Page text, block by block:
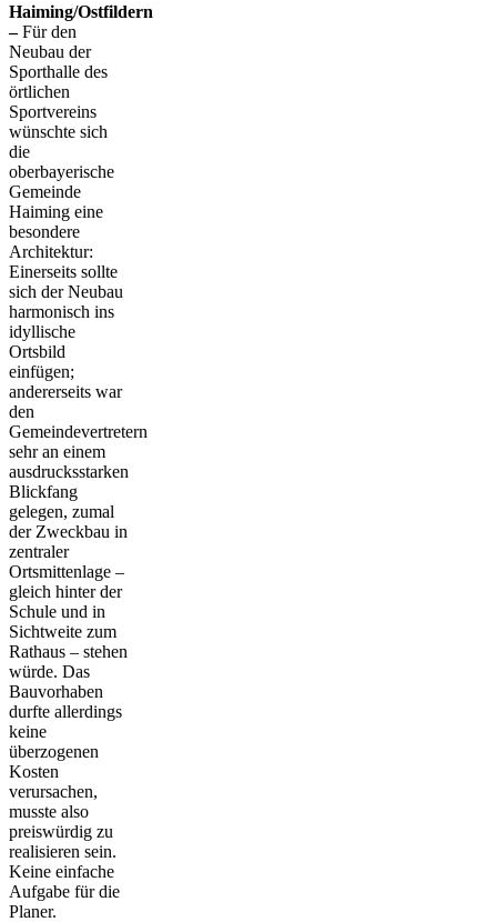
Haiming/Ostfildern
–Für den
Neubau der
Sporthalle des
örtlichen
Sportvereins
wünschte sich
die
oberbayerische
Gemeinde
Haiming eine
besondere
Architektur:
Einerseits sollte
sich der Neubau
harmonisch ins
idyllische
Ortsbild
einfügen;
andererseits war
den
Gemeindevertretern
sehr an einem
ausdrucksstarken
Blickfang
gelegen, zumal
der Zweckbau in
zentraler
Ortsmittenlage –
gleich hinter der
Schule und in
Sichtweite zum
Rathaus – stehen
würde. Das
Bauvorhaben
durfte allerdings
keine
überzogenen
Kosten
verursachen,
musste also
preiswürdig zu
realisieren sein.
Keine einfache
Aufgabe für die
Planer.